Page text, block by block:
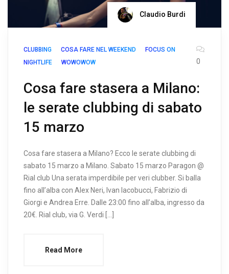
Claudio Burdi
CLUBBING COSA FARE NEL WEEKEND
FOCUS ON
NIGHTLIFE
WOWOWOW 0
Cosa fare stasera a Milano:
le serate clubbing di sabato
15 marzo
Cosa fare stasera a Milano? Ecco le serate clubbing di
sabato 15 marzo a Milano. Sabato 15 marzo Paragon @
Rial club Una serata imperdibile per veri clubber. Si balla
fino all’alba con Alex Neri, Ivan Iacobucci, Fabrizio di
Giorgi e Andrea Erre. Dalle 23:00 fino all’alba, ingresso da
20€. Rial club, via G. Verdi […]
Read More